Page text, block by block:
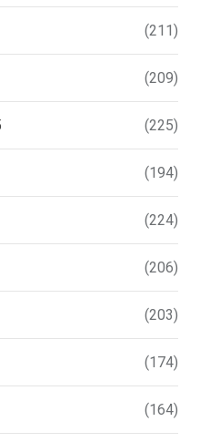
(211)
(209)
(225)
(194)
(224)
(206)
(203)
(174)
(164)